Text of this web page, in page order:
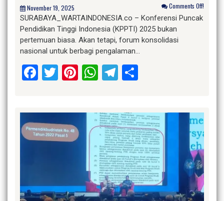
November 19, 2025 Comments Off!
SURABAYA_WARTAINDONESIA.co – Konferensi Puncak
Pendidikan Tinggi Indonesia (KPPTI) 2025 bukan
pertemuan biasa. Akan tetapi, forum konsolidasi
nasional untuk berbagi pengalaman…
Facebook
Twitter
Pinterest
WhatsApp
Telegram